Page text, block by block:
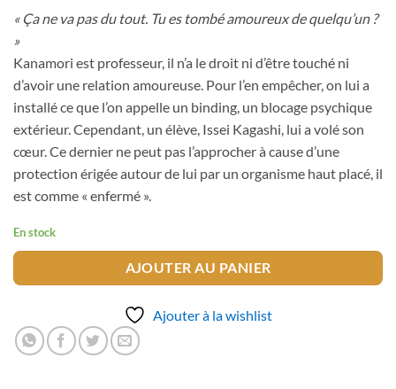
« Ça ne va pas du tout. Tu es tombé amoureux de quelqu’un ?
»
Kanamori est professeur, il n’a le droit ni d’être touché ni
d’avoir une relation amoureuse. Pour l’en empêcher, on lui a
installé ce que l’on appelle un binding, un blocage psychique
extérieur. Cependant, un élève, Issei Kagashi, lui a volé son
cœur. Ce dernier ne peut pas l’approcher à cause d’une
protection érigée autour de lui par un organisme haut placé, il
est comme « enfermé ».
En stock
AJOUTER AU PANIER
Ajouter à la wishlist